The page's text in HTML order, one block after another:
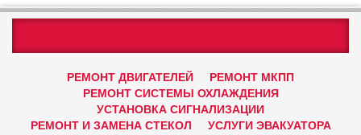
РЕМОНТ ДВИГАТЕЛЕЙ
РЕМОНТ МКПП
РЕМОНТ СИСТЕМЫ ОХЛАЖДЕНИЯ
УСТАНОВКА СИГНАЛИЗАЦИИ
РЕМОНТ И ЗАМЕНА СТЕКОЛ
УСЛУГИ ЭВАКУАТОРА